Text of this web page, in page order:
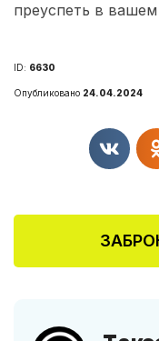
преуспеть в вашем
ID: 6630
Опубликовано 24.04.2024